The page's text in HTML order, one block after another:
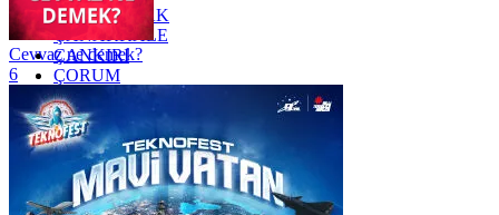
ZONGULDAK
ÇANAKKALE
ÇANKIRI
ÇORUM
İSTANBUL
İZMİR
ŞANLIURFA
ŞIRNAK
Cevvaz ne demek?
6